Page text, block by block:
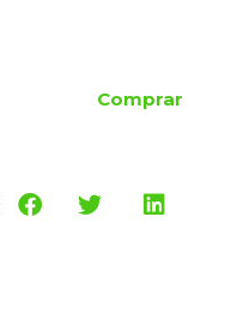
Comprar